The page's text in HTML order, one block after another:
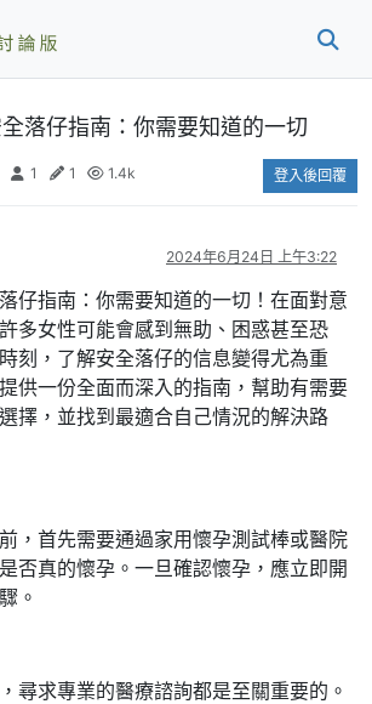
落仔指南：你需要知道的一切
1 1 1.4k 登入後回覆
2024年6月24日 上午3:22
仔指南：你需要知道的一切！在面對意
多女性可能會感到無助、困惑甚至恐
刻，了解安全落仔的信息變得尤為重
供一份全面而深入的指南，幫助有需要
擇，並找到最適合自己情況的解決路
，首先需要通過家用懷孕測試棒或醫院
否真的懷孕。一旦確認懷孕，應立即開
。
尋求專業的醫療諮詢都是至關重要的。